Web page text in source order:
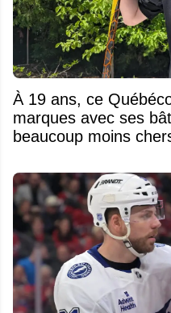
À 19 ans, ce
marques avec ses
beaucoup moins